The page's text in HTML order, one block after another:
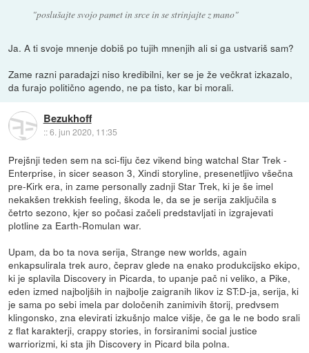
"poslušajte svojo pamet in srce in se strinjajte z mano"
Ja. A ti svoje mnenje dobiš po tujih mnenjih ali si ga ustvariš sam?
Zame razni paradajzi niso kredibilni, ker se je že večkrat izkazalo,
da furajo politično agendo, ne pa tisto, kar bi morali.
Bezukhoff
::6. jun 2020, 11:35
Prejšnji teden sem na sci-fiju čez vikend bing watchal Star Trek -
Enterprise, in sicer season 3, Xindi storyline, presenetljivo všečna
pre-Kirk era, in zame personally zadnji Star Trek, ki je še imel
nekakšen trekkish feeling, škoda le, da se je serija zaključila s
četrto sezono, kjer so počasi začeli predstavljati in izgrajevati
plotline za Earth-Romulan war.
Upam, da bo ta nova serija, Strange new worlds, again
enkapsulirala trek auro, čeprav glede na enako produkcijsko ekipo,
ki je splavila Discovery in Picarda, to upanje pač ni veliko, a Pike,
eden izmed najboljših in najbolje zaigranih likov iz ST:D-ja, serija, ki
je sama po sebi imela par določenih zanimivih štorij, predvsem
klingonsko, zna elevirati izkušnjo malce višje, če ga le ne bodo srali
z flat karakterji, crappy stories, in forsiranimi social justice
warriorizmi, ki sta jih Discovery in Picard bila polna.